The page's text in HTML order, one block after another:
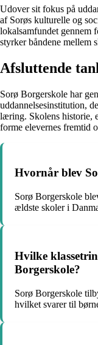
Udover sit fokus på
af Sorøs kulturelle og
lokalsamfundet gennem
styrker båndene mellem
Afsluttende
Sorø Borgerskole har
uddannelsesinstitution,
læring. Skolens historie,
forme elevernes fremtid
Hvornår blev
Sorø Borgerskole
ældste skoler i
Hvilke
Borgerskole?
Sorø Borgerskole
hvilket svarer til